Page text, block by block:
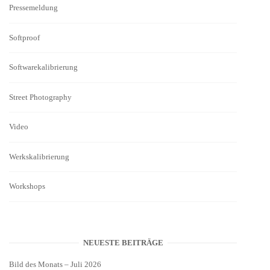
Pressemeldung
Softproof
Softwarekalibrierung
Street Photography
Video
Werkskalibrierung
Workshops
NEUESTE BEITRÄGE
Bild des Monats – Juli 2026